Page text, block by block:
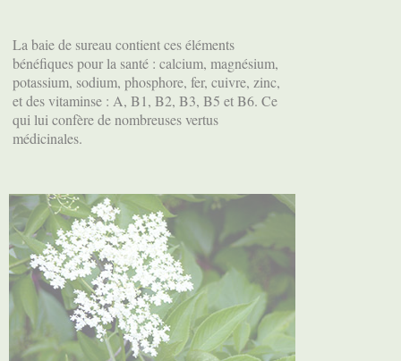
La baie de sureau contient ces éléments
bénéfiques pour la santé : calcium, magnésium,
potassium, sodium, phosphore, fer, cuivre, zinc,
et des vitaminse : A, B1, B2, B3, B5 et B6. Ce
qui lui confère de nombreuses vertus
médicinales.